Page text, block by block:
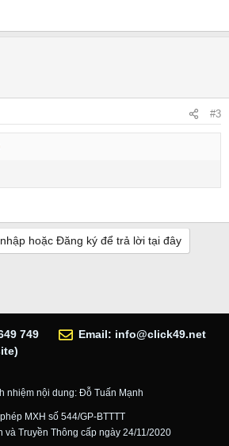
#3
hoặc Đăng ký để trả lời tại đây
749
Email: info@click49.net
nhiệm nội dung: Đỗ Tuấn Mạnh
MXH số 544/GP-BTTTT
và Truyền Thông cấp ngày 24/11/2020